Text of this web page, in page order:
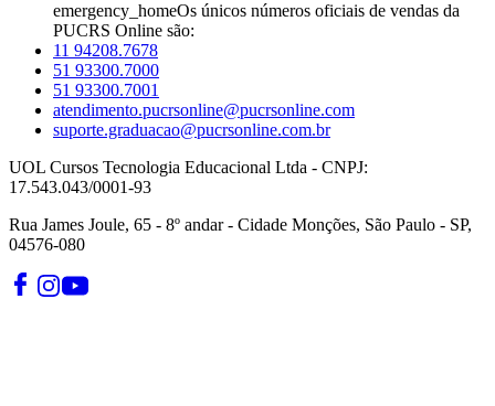
emergency_homeOs únicos números oficiais de vendas da
PUCRS Online são:
11 94208.7678
51 93300.7000
51 93300.7001
atendimento.pucrsonline@pucrsonline.com
suporte.graduacao@pucrsonline.com.br
UOL Cursos Tecnologia Educacional Ltda - CNPJ:
17.543.043/0001-93
Rua James Joule, 65 - 8º andar - Cidade Monções, São Paulo - SP,
04576-080